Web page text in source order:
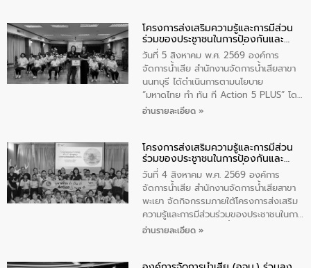
วัดสิงห์ จังหวัดชัยนาท โดยมีนายแสงชัย
สุขชื่น นายกเทศมนตรีตำบลวัดสิงห์ คณะผู้
บริหารเทศบาลตำบลวัดสิงห์ ผู้นำชุมชน และ
ประชาชนในพื้นที่เทศบาลตำบลวัดสิงก์ที่มี
ส่วนได้ส่วนเสียในโครงก่อสร้างศูนย์บริหาร
จัดการคุณภาพน้ำเทศบาลตำบลวัดสิงห์
จังหวัดชัยนาท ให้การต้อนรับ
โครงการส่งเสริมความรู้และการมีส่วน
ร่วมของประชาชนในการป้องกันและ
แก้ไขปัญหาน้ำเสียอย่างยั่งยืน
วันที่ 5 สิงหาคม พ.ศ. 2569 องค์การ
จัดการน้ำเสีย สำนักงานจัดการน้ำเสียสาขา
นนทบุรี ได้ดำเนินการตามนโยบาย
“มหาดไทย ทำ ทัน ที Action 5 PLUS” โดย
จัดโครงการส่งเสริมความรู้และการมีส่วน
“ชุมชนร่วมใจ น้ำใสยั่งยืน” ได้บรรยายให้
ความรู้เกี่ยวกับการจัดการน้ำเสียและการใช้
ถังดักไขมันให้แก่นักเรียนโรงเรียนวัดบ่อ
(นันทวิทยา) เทศบาลนครปากเกร็ด อำเภอ
ปากเกร็ด จังหวัดนนทบุรี จำนวน 30 คน
อ่านรายละเอียด »
โครงการส่งเสริมความรู้และการมีส่วน
ร่วมของประชาชนในการป้องกันและ
แก้ไขปัญหาน้ำเสียอย่างยั่งยืน
วันที่ 4 สิงหาคม พ.ศ. 2569 องค์การ
จัดการน้ำเสีย สำนักงานจัดการน้ำเสียสาขา
พะเยา จัดกิจกรรมภายใต้โครงการส่งเสริม
ความรู้และการมีส่วนร่วมของประชาชนในการ
ป้องกันและแก้ไขปัญหาน้ำเสียอย่างยั่งยืน
อ่านรายละเอียด »